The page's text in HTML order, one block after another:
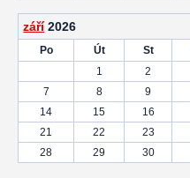
září 2026
Po Út St
1
2
7
8 9
14
15 16
21
22 23
28
29 30